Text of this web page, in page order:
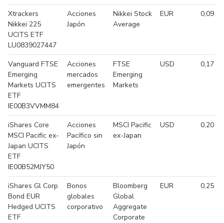
Xtrackers
Nikkei 225
UCITS ETF
LU0839027447
Acciones
Japón
Nikkei Stock
Average
EUR 0,09 %
Vanguard FTSE
Emerging
Markets UCITS
ETF
IE00B3VVMM84
Acciones
mercados
emergentes
FTSE
Emerging
Markets
USD 0,17 %
iShares Core
MSCI Pacific ex-
Japan UCITS
ETF
IE00B52MJY50
Acciones
Pacífico sin
Japón
MSCI Pacific
ex-Japan
USD 0,20 %
iShares Gl Corp
Bond EUR
Hedged UCITS
ETF
Bonos
globales
corporativo
Bloomberg
Global
Aggregate
Corporate
EUR 0,25 %